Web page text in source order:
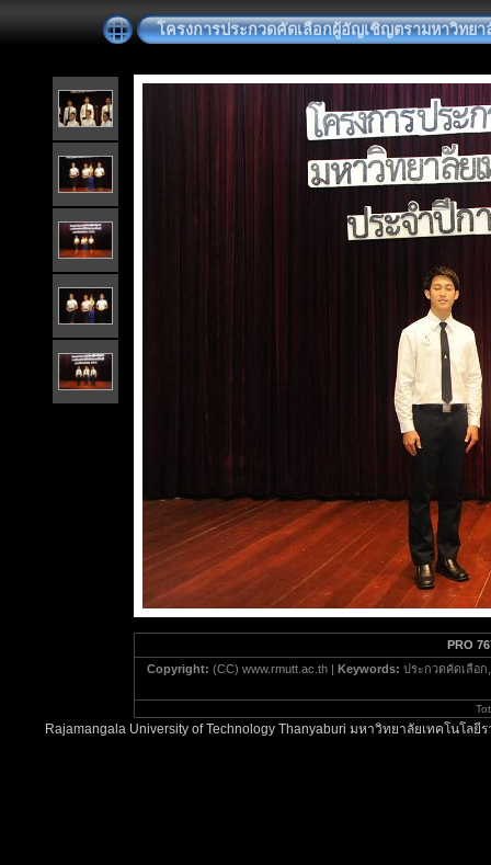
โครงการประกวดคัดเลือกผู้อัญเชิญตรามหาวิทย
PRO
Copyright: (CC) www.rmutt.ac.th | Keywords: ประกวดคัดเลือ
Rajamangala University of Technology Thanyaburi มหาวิทยาลัยเทคโนโ